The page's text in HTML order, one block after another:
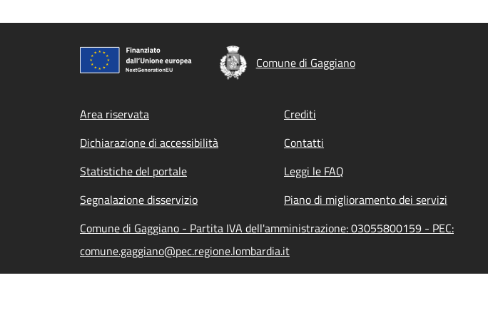
Comune di Gaggiano
Footer menu
Area riservata Crediti
Dichiarazione di accessibilità
Contatti
Statistiche del portale
Leggi le FAQ
Segnalazione disservizio
Piano di miglioramento dei servizi
Comune di Gaggiano - Partita IVA dell'amministrazione: 03055800159 - PEC:
comune.gaggiano@pec.regione.lombardia.it